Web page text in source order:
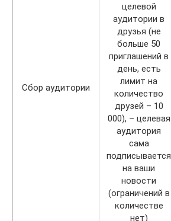
Сбор аудитории
целевой
аудитории в
друзья (не
больше 50
приглашений в
день, есть
лимит на
количество
друзей – 10
000), – целевая
аудитория
сама
подписывается
на ваши
новости
(ограничений в
количестве
нет)